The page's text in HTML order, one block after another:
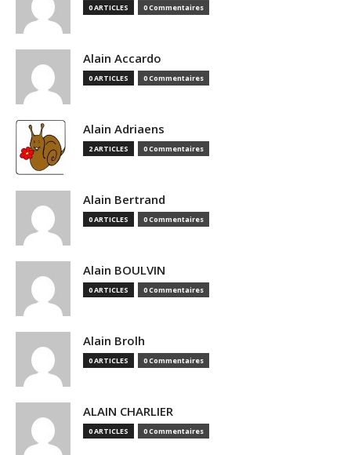
0 ARTICLES 0 Commentaires
Alain Accardo
0 ARTICLES 0 Commentaires
Alain Adriaens
2 ARTICLES 0 Commentaires
Alain Bertrand
0 ARTICLES 0 Commentaires
Alain BOULVIN
0 ARTICLES 0 Commentaires
Alain Brolh
0 ARTICLES 0 Commentaires
ALAIN CHARLIER
0 ARTICLES 0 Commentaires